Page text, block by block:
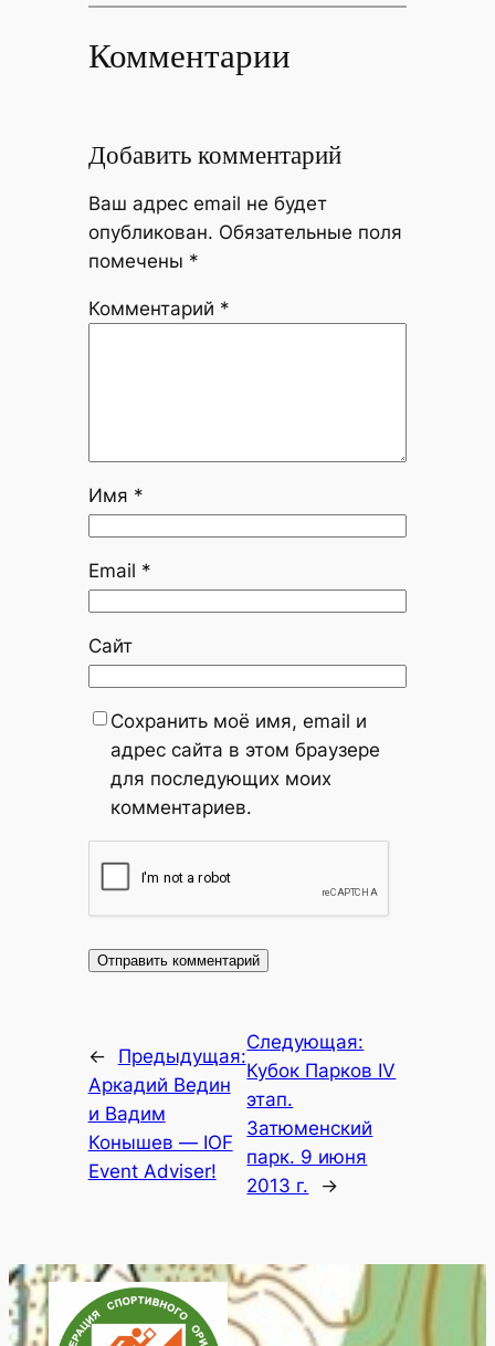
Комментарии
Добавить комментарий
Ваш адрес email не будет
опубликован. Обязательные поля
помечены *
Комментарий *
Имя *
Email *
Сайт
Сохранить моё имя, email и
адрес сайта в этом браузере
для последующих моих
комментариев.
←
Предыдущая:
Аркадий Ведин
и Вадим
Конышев — IOF
Event Adviser!
Следующая:
Кубок Парков IV
этап.
Затюменский
парк. 9 июня
2013 г.
→